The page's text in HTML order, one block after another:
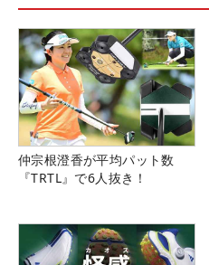
仲宗根澄香が平均パット数
『TRTL』で6人抜き！